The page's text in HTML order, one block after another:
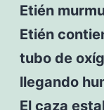
Etién
Etién
tubo de
llegando
El caza